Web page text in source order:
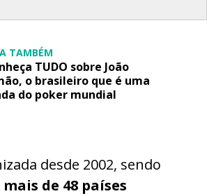
TAMBÉM
TUDO sobre João
o brasileiro que é uma
do poker mundial
desde 2002, sendo
de 48 países